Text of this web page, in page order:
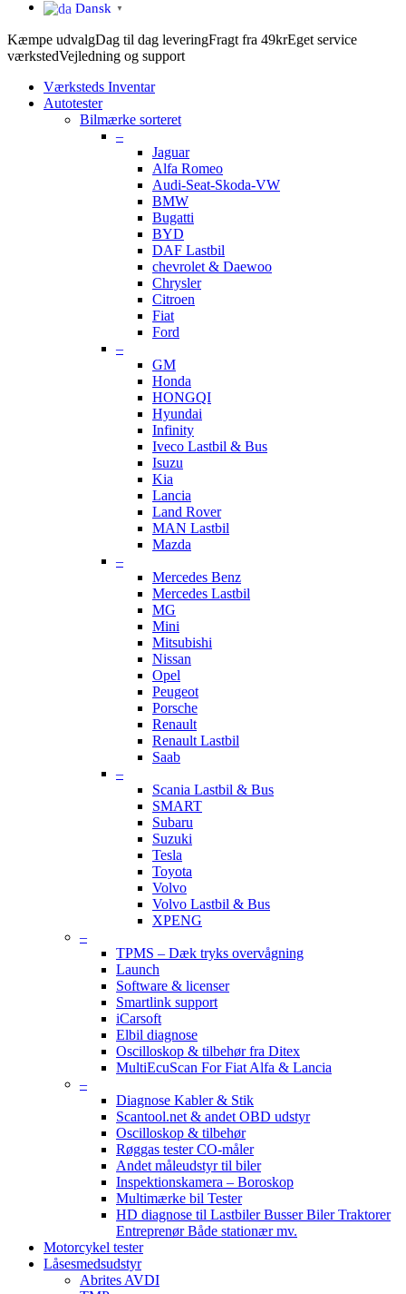
Dansk ▼
Kæmpe udvalgDag til dag leveringFragt fra 49krEget service
værkstedVejledning og support
Værksteds Inventar
Autotester
Bilmærke sorteret
–
Jaguar
Alfa Romeo
Audi-Seat-Skoda-VW
BMW
Bugatti
BYD
DAF Lastbil
chevrolet & Daewoo
Chrysler
Citroen
Fiat
Ford
–
GM
Honda
HONGQI
Hyundai
Infinity
Iveco Lastbil & Bus
Isuzu
Kia
Lancia
Land Rover
MAN Lastbil
Mazda
–
Mercedes Benz
Mercedes Lastbil
MG
Mini
Mitsubishi
Nissan
Opel
Peugeot
Porsche
Renault
Renault Lastbil
Saab
–
Scania Lastbil & Bus
SMART
Subaru
Suzuki
Tesla
Toyota
Volvo
Volvo Lastbil & Bus
XPENG
–
TPMS – Dæk tryks overvågning
Launch
Software & licenser
Smartlink support
iCarsoft
Elbil diagnose
Oscilloskop & tilbehør fra Ditex
MultiEcuScan For Fiat Alfa & Lancia
–
Diagnose Kabler & Stik
Scantool.net & andet OBD udstyr
Oscilloskop & tilbehør
Røggas tester CO-måler
Andet måleudstyr til biler
Inspektionskamera – Boroskop
Multimærke bil Tester
HD diagnose til Lastbiler Busser Biler Traktorer
Entreprenør Både stationær mv.
Motorcykel tester
Låsesmedsudstyr
Abrites AVDI